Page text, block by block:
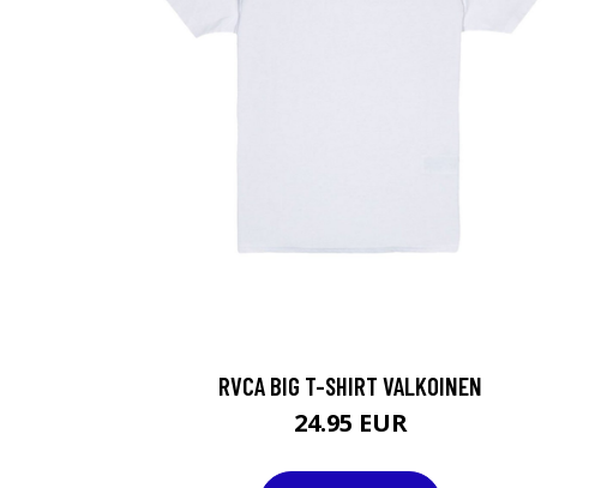
RVCA BIG T-SHIRT VALKOINEN
24.95 EUR